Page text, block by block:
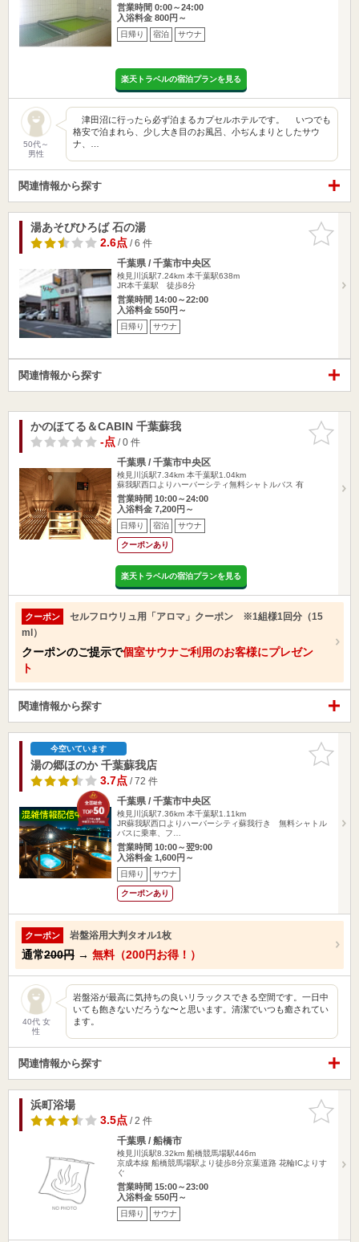
営業時間 0:00～24:00
入浴料金 800円～
日帰り 宿泊 サウナ
楽天トラベルの宿泊プランを見る
50代～
男性
津田沼に行ったら必ず泊まるカプセルホテルです。 いつでも
格安で泊まれら、少し大き目のお風呂、小ぢんまりとしたサウ
ナ、…
関連情報から探す
お気に入
りに追加
湯あそびひろば 石の湯
2.6点/ 6 件
千葉県 / 千葉市中央区
検見川浜駅7.24km 本千葉駅638m
JR本千葉駅 徒歩8分
営業時間 14:00～22:00
入浴料金 550円～
日帰り サウナ
関連情報から探す
お気に入
りに追加
かのほてる＆CABIN 千葉蘇我
-点/ 0 件
千葉県 / 千葉市中央区
検見川浜駅7.34km 本千葉駅1.04km
蘇我駅西口よりハーバーシティ無料シャトルバス 有
営業時間 10:00～24:00
入浴料金 7,200円～
日帰り 宿泊 サウナ
クーポンあり
楽天トラベルの宿泊プランを見る
クーポン
セルフロウリュ用「アロマ」クーポン ※1組様1回分（15
ml）
クーポンのご提示で個室サウナご利用のお客様にプレゼン
ト
関連情報から探す
お気に入
りに追加
今空いています
湯の郷ほのか 千葉蘇我店
3.7点/ 72 件
千葉県 / 千葉市中央区
検見川浜駅7.36km 本千葉駅1.11km
JR蘇我駅西口よりハーバーシティ蘇我行き 無料シャトル
バスに乗車、フ…
営業時間 10:00～翌9:00
入浴料金 1,600円～
日帰り サウナ
クーポンあり
クーポン 岩盤浴用大判タオル1枚
通常200円 → 無料（200円お得！）
40代 女
性
岩盤浴が最高に気持ちの良いリラックスできる空間です。一日中
いても飽きないだろうな〜と思います。清潔でいつも癒されてい
ます。
関連情報から探す
お気に入
りに追加
浜町浴場
3.5点/ 2 件
千葉県 / 船橋市
検見川浜駅8.32km 船橋競馬場駅446m
京成本線 船橋競馬場駅より徒歩8分京葉道路 花輪ICよりす
ぐ
営業時間 15:00～23:00
入浴料金 550円～
日帰り サウナ